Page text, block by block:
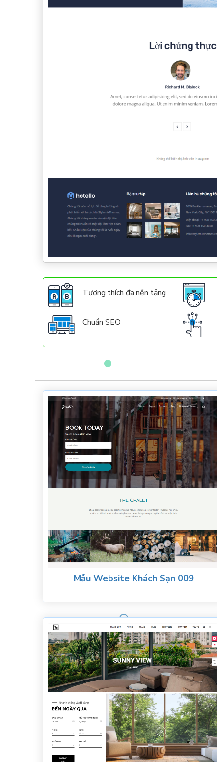
Tương thích đa nền tảng
Chuẩn SEO
Mẫu Website Khách Sạn 009